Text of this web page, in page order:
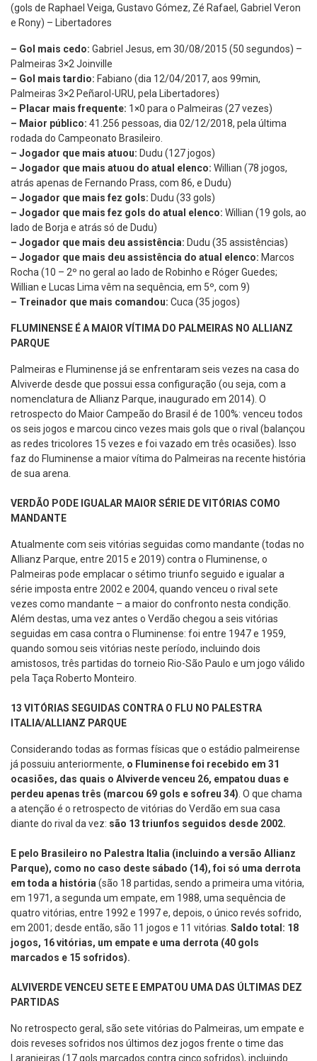
(gols de Raphael Veiga, Gustavo Gómez, Zé Rafael, Gabriel Veron
e Rony) – Libertadores
– Gol mais cedo: Gabriel Jesus, em 30/08/2015 (50 segundos) –
Palmeiras 3×2 Joinville
– Gol mais tardio: Fabiano (dia 12/04/2017, aos 99min,
Palmeiras 3×2 Peñarol-URU, pela Libertadores)
– Placar mais frequente: 1×0 para o Palmeiras (27 vezes)
– Maior público: 41.256 pessoas, dia 02/12/2018, pela última
rodada do Campeonato Brasileiro.
– Jogador que mais atuou: Dudu (127 jogos)
– Jogador que mais atuou do atual elenco: Willian (78 jogos,
atrás apenas de Fernando Prass, com 86, e Dudu)
– Jogador que mais fez gols: Dudu (33 gols)
– Jogador que mais fez gols do atual elenco: Willian (19 gols, ao
lado de Borja e atrás só de Dudu)
– Jogador que mais deu assistência: Dudu (35 assistências)
– Jogador que mais deu assistência do atual elenco: Marcos
Rocha (10 – 2º no geral ao lado de Robinho e Róger Guedes;
Willian e Lucas Lima vêm na sequência, em 5º, com 9)
– Treinador que mais comandou: Cuca (35 jogos)
FLUMINENSE É A MAIOR VÍTIMA DO PALMEIRAS NO ALLIANZ
PARQUE
Palmeiras e Fluminense já se enfrentaram seis vezes na casa do
Alviverde desde que possui essa configuração (ou seja, com a
nomenclatura de Allianz Parque, inaugurado em 2014). O
retrospecto do Maior Campeão do Brasil é de 100%: venceu todos
os seis jogos e marcou cinco vezes mais gols que o rival (balançou
as redes tricolores 15 vezes e foi vazado em três ocasiões). Isso
faz do Fluminense a maior vítima do Palmeiras na recente história
de sua arena.
VERDÃO PODE IGUALAR MAIOR SÉRIE DE VITÓRIAS COMO
MANDANTE
Atualmente com seis vitórias seguidas como mandante (todas no
Allianz Parque, entre 2015 e 2019) contra o Fluminense, o
Palmeiras pode emplacar o sétimo triunfo seguido e igualar a
série imposta entre 2002 e 2004, quando venceu o rival sete
vezes como mandante – a maior do confronto nesta condição.
Além destas, uma vez antes o Verdão chegou a seis vitórias
seguidas em casa contra o Fluminense: foi entre 1947 e 1959,
quando somou seis vitórias neste período, incluindo dois
amistosos, três partidas do torneio Rio-São Paulo e um jogo válido
pela Taça Roberto Monteiro.
13 VITÓRIAS SEGUIDAS CONTRA O FLU NO PALESTRA
ITALIA/ALLIANZ PARQUE
Considerando todas as formas físicas que o estádio palmeirense
já possuiu anteriormente, o Fluminense foi recebido em 31
ocasiões, das quais o Alviverde venceu 26, empatou duas e
perdeu apenas três (marcou 69 gols e sofreu 34). O que chama
a atenção é o retrospecto de vitórias do Verdão em sua casa
diante do rival da vez: são 13 triunfos seguidos desde 2002.
E pelo Brasileiro no Palestra Italia (incluindo a versão Allianz
Parque), como no caso deste sábado (14), foi só uma derrota
em toda a história(são 18 partidas, sendo a primeira uma vitória,
em 1971, a segunda um empate, em 1988, uma sequência de
quatro vitórias, entre 1992 e 1997 e, depois, o único revés sofrido,
em 2001; desde então, são 11 jogos e 11 vitórias. Saldo total: 18
jogos, 16 vitórias, um empate e uma derrota (40 gols
marcados e 15 sofridos).
ALVIVERDE VENCEU SETE E EMPATOU UMA DAS ÚLTIMAS DEZ
PARTIDAS
No retrospecto geral, são sete vitórias do Palmeiras, um empate e
dois reveses sofridos nos últimos dez jogos frente o time das
Laranjeiras (17 gols marcados contra cinco sofridos), incluindo